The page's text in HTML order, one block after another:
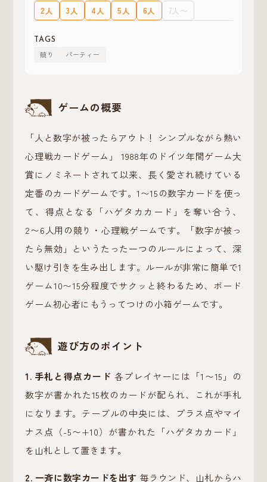
2人 3人 4人 5人 6人 7人〜
TAGS
競り パーティー
ゲームの概要
「人と数字が被ったらアウト！ シンプルながら熱い
心理戦カードゲーム」 1988年のドイツ年間ゲーム大
賞にノミネートされて以来、長く愛され続けている
定番のカードゲームです。1〜15の数字カードを使っ
て、得点となる「ハゲタカカード」を奪い合う、
2〜6人用の競り・心理戦ゲームです。「数字が被っ
たら無効」というたった一つのルールによって、深
い駆け引きを生み出します。ルールが非常に簡単で1
ゲーム10〜15分程度でサクッと終わるため、ボード
ゲーム初心者にもうってつけの小箱ゲームです。
遊び方のポイント
1. 手札と得点カード 各プレイヤーには「1〜15」の
数字が書かれた15枚のカードが配られ、これが手札
になります。テーブルの中央には、プラス点やマイ
ナス点（-5〜+10）が書かれた「ハゲタカカード」
を山札として置きます。
2. 一斉に数字カードを出す 毎ラウンド、山札からハ